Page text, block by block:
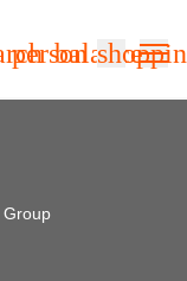
personbalance
Group